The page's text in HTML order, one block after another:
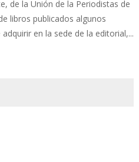
de la Unión de la Periodistas de
libros publicados algunos
en la sede de la editorial,...